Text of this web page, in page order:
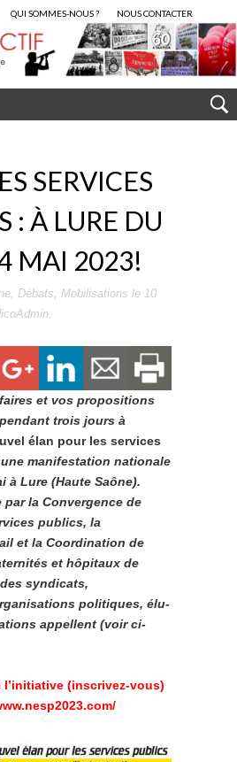
QUI SOMMES-NOUS ? NOUS CONTACTER
SERVICES
: À LURE DU
MAI 2023!
, Débats, Mobilisations le 10
.
et vos propositions
trois jours à
élan pour les services
manifestation nationale
à Lure (Haute Saône).
la Convergence de
publics, la
et la Coordination de
et hôpitaux de
syndicats,
politiques, élu-
appellent (voir ci-
l’initiative (inscrivez-vous)